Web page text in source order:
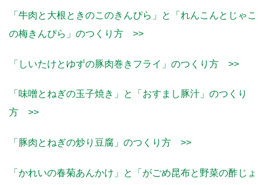
「牛肉と大根ときのこのきんぴら」と「れんこんとじゃこ
の梅きんぴら」のつくり方 >>
「しいたけとゆずの豚肉巻きフライ」のつくり方 >>
「味噌とねぎの玉子焼き」と「おすまし豚汁」のつくり
方 >>
「豚肉とねぎの炒り豆腐」のつくり方 >>
「かれいの春菊あんかけ」と「がごめ昆布と野菜の酢じょ